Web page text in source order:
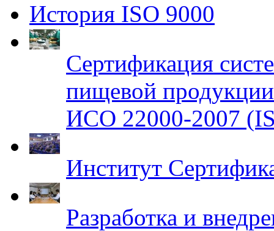
История ISO 9000
Сертификация
пищевой
ИСО 22000-2007
Институт
Разработка и